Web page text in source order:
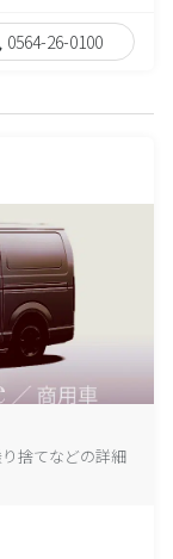
0564-26-0100
捨てなどの詳細